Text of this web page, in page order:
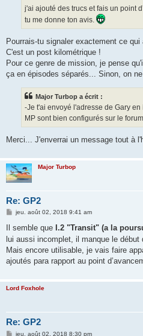
j'ai ajouté des trucs et fais un point
tu me donne ton avis.
Pourrais-tu signaler exactement ce
C'est un post kilométrique !
Pour ce genre de mission, je pense
ça en épisodes séparés... Sinon, on
Major Turbop a écrit :
-Je t'ai envoyé l'adresse de Gary
MP sont bien configurés sur le
Merci... J'enverrai un message tout à
Major Turbop
Re: GP2
M
s
a
g
e
jeu. août 02, 2018 9:41 am
Il semble que I.2 "Transit" (a la
lui aussi incomplet, il manque le début
Mais encore utilisable, je vais faire
ajoutés para rapport au point
Lord Foxhole
Re: GP2
Mjeu. août 02, 2018 8:30 pm